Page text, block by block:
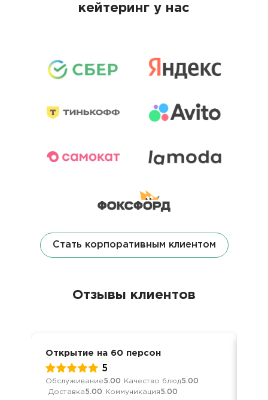
кейтеринг у нас
Стать корпоративным клиентом
Отзывы клиентов
Открытие на 60 персон
5
Обслуживание5.00 Качество блюд5.00
Доставка5.00 Коммуникация5.00